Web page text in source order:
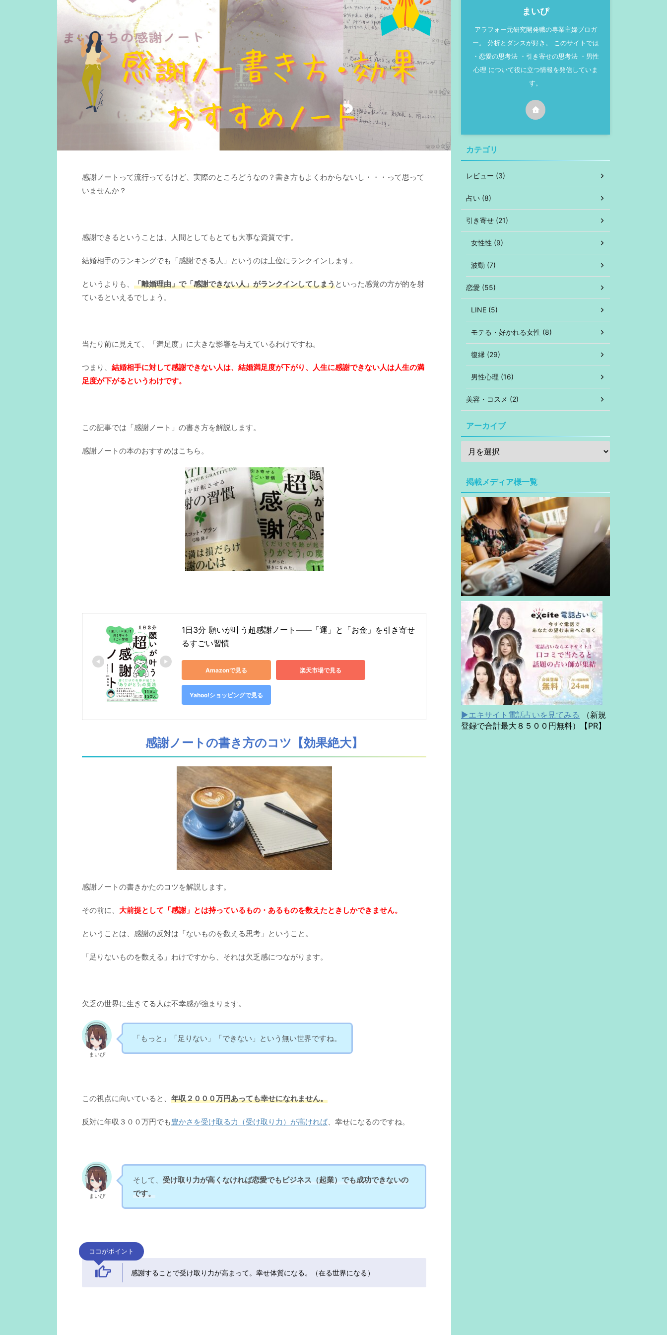
感謝ノートって流行ってるけど、実際のところどうなの？書き方もよくわからないし・・・って思って
いませんか？
感謝できるということは、人間としてもとても大事な資質です。
結婚相手のランキングでも「感謝できる人」というのは上位にランクインします。
というよりも、 「離婚理由」で「感謝できない人」がランクインしてしまうといった感覚の方が的を射
ているといえるでしょう。
当たり前に見えて、「満足度」に大きな影響を与えているわけですね。
つまり、 結婚相手に対して感謝できない人は、結婚満足度が下がり、人生に感謝できない人は人生の満
足度が下がるというわけです。
この記事では「感謝ノート」の書き方を解説します。
感謝ノートの本のおすすめはこちら。
1日3分 願いが叶う超感謝ノート――「運」と「お金」を引き寄せ
るすごい習慣
Amazonで見る 楽天市場で見る
Yahoo!ショッピングで見る
感謝ノートの書き方のコツ【効果絶大】
感謝ノートの書きかたのコツを解説します。
その前に、 大前提として「感謝」とは持っているもの・あるものを数えたときしかできません。
ということは、感謝の反対は「ないものを数える思考」ということ。
「足りないものを数える」わけですから、それは欠乏感につながります。
欠乏の世界に生きてる人は不幸感が強まります。
まいぴ
「もっと」「足りない」「できない」という無い世界ですね。
この視点に向いていると、 年収２０００万円あっても幸せになれません。
反対に年収３００万円でも豊かさを受け取る力（受け取り力）が高ければ、幸せになるのですね。
まいぴ
そして、 受け取り力が高くなければ恋愛でもビジネス（起業）でも成功できないの
です。
ココがポイント
感謝することで受け取り力が高まって。幸せ体質になる。（在る世界になる）
まいぴ
アラフォー元研究開発職の専業主婦ブロガ
ー。 分析とダンスが好き。 このサイトでは
・恋愛の思考法 ・引き寄せの思考法 ・男性
心理 について役に立つ情報を発信していま
す。
カテゴリ
レビュー (3)
占い (8)
引き寄せ (21)
女性性 (9)
波動 (7)
恋愛 (55)
LINE (5)
モテる・好かれる女性 (8)
復縁 (29)
男性心理 (16)
美容・コスメ (2)
アーカイブ
掲載メディア様一覧
▶エキサイト電話占いを見てみる （新規
登録で合計最大８５００円無料）【PR】